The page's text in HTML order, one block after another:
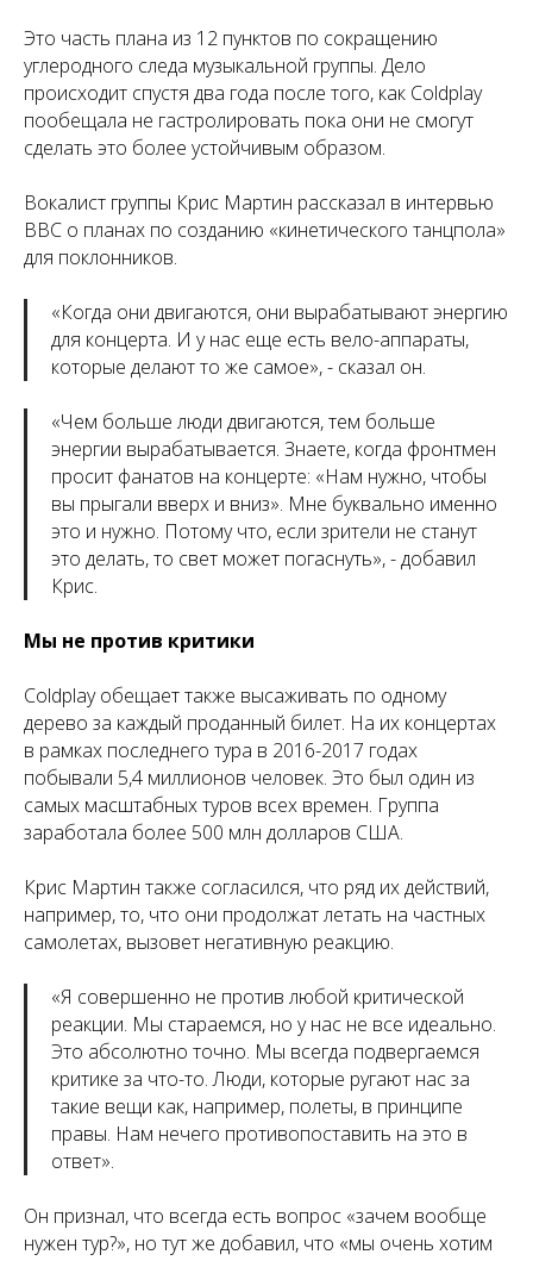
Это часть плана из 12 пунктов по сокращению
углеродного следа музыкальной группы. Дело
происходит спустя два года после того, как Coldplay
пообещала не гастролировать пока они не смогут
сделать это более устойчивым образом.
Вокалист группы Крис Мартин рассказал в интервью
BBC о планах по созданию «кинетического танцпола»
для поклонников.
«Когда они двигаются, они вырабатывают энергию
для концерта. И у нас еще есть вело-аппараты,
которые делают то же самое», - сказал он.
«Чем больше люди двигаются, тем больше
энергии вырабатывается. Знаете, когда фронтмен
просит фанатов на концерте: «Нам нужно, чтобы
вы прыгали вверх и вниз». Мне буквально именно
это и нужно. Потому что, если зрители не станут
это делать, то свет может погаснуть», - добавил
Крис.
Мы не против критики
Coldplay обещает также высаживать по одному
дерево за каждый проданный билет. На их концертах
в рамках последнего тура в 2016-2017 годах
побывали 5,4 миллионов человек. Это был один из
самых масштабных туров всех времен. Группа
заработала более 500 млн долларов США.
Крис Мартин также согласился, что ряд их действий,
например, то, что они продолжат летать на частных
самолетах, вызовет негативную реакцию.
«Я совершенно не против любой критической
реакции. Мы стараемся, но у нас не все идеально.
Это абсолютно точно. Мы всегда подвергаемся
критике за что-то. Люди, которые ругают нас за
такие вещи как, например, полеты, в принципе
правы. Нам нечего противопоставить на это в
ответ».
Он признал, что всегда есть вопрос «зачем вообще
нужен тур?», но тут же добавил, что «мы очень хотим